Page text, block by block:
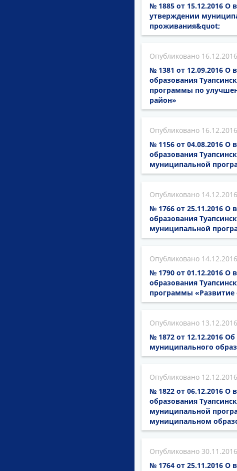
№ 1885 от 15.12.2016 О
утверждении
проживания&quot;
16.12.2016
№ 1381 от 12.09.2016
образования
программы по
район»
16.12.2016
№ 1156 от 04.08.2016
образования
муниципальной
14.12.2016
№ 1766 от 25.11.2016
образования
муниципальной
14.12.2016
№ 1790 от 01.12.2016
образования
программы «Развитие
13.12.2016
№ 1872 от 12.12.2016
муниципального
12.12.2016
№ 1822 от 06.12.2016
образования
муниципальной
муниципальном
30.11.2016
№ 1764 от 25.11.2016